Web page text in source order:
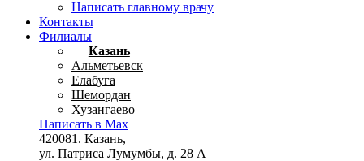
Написать главному врачу
Контакты
Филиалы
Казань
Альметьевск
Елабуга
Шемордан
Хузангаево
Написать в Max
420081. Казань,
ул. Патриса Лумумбы, д. 28 А